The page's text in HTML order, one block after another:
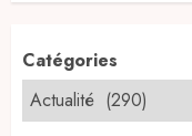
Catégories